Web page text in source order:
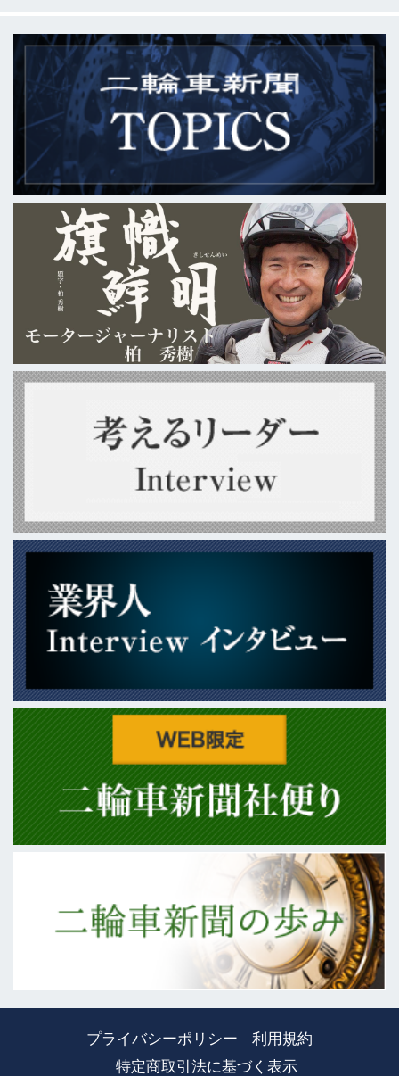
プライバシーポリシー
利用規約
特定商取引法に基づく表示